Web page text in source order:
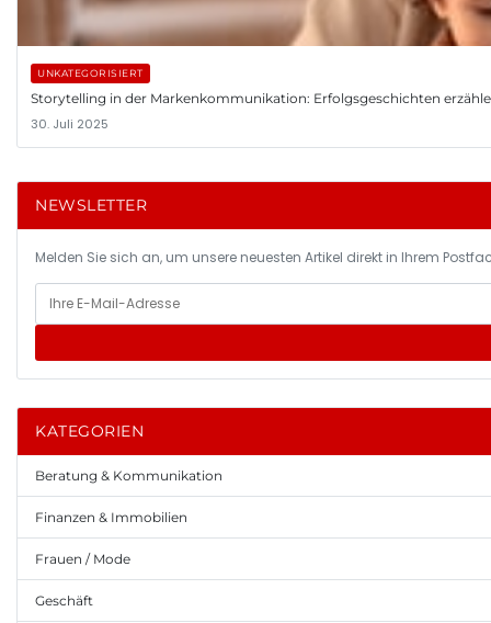
UNKATEGORISIERT
Storytelling in der Markenkommunikation: Erfolgsgeschichten
30. Juli 2025
NEWSLETTER
Melden Sie sich an, um unsere neuesten Artikel direkt in Ihrem
KATEGORIEN
Beratung & Kommunikation
Finanzen & Immobilien
Frauen / Mode
Geschäft